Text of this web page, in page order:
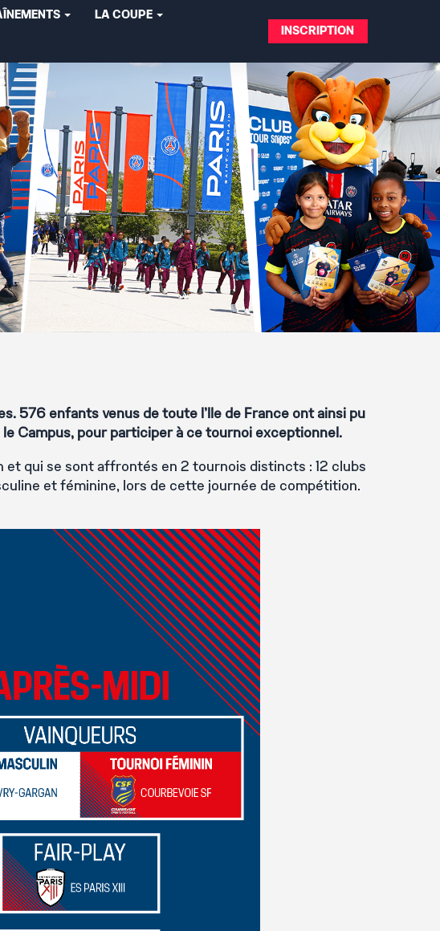
LA COUPE
INSCRIPTION
576 enfants venus de toute l’Ile de France ont ainsi pu
Campus, pour participer à ce tournoi exceptionnel.
qui se sont affrontés en 2 tournois distincts : 12 clubs
et féminine, lors de cette journée de compétition.